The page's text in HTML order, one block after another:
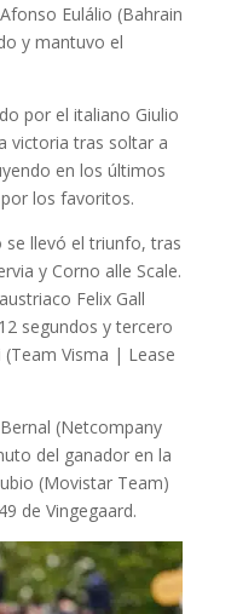
Eulálio (Bahrain
y mantuvo el
por el italiano Giulio
victoria tras soltar a
en los últimos
los favoritos.
se llevó el triunfo, tras
y Corno alle Scale.
Felix Gall
segundos y tercero
Visma | Lease
(Netcompany
del ganador en la
(Movistar Team)
de Vingegaard.